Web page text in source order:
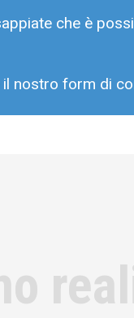
che è
nostro form di